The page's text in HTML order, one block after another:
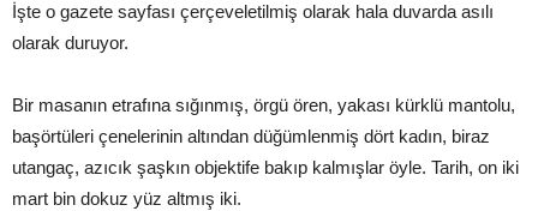
İşte o gazete sayfası çerçeveletilmiş olarak hala duvarda asılı
olarak duruyor.
Bir masanın etrafına sığınmış, örgü ören, yakası kürklü mantolu,
başörtüleri çenelerinin altından düğümlenmiş dört kadın, biraz
utangaç, azıcık şaşkın objektife bakıp kalmışlar öyle. Tarih, on iki
mart bin dokuz yüz altmış iki.